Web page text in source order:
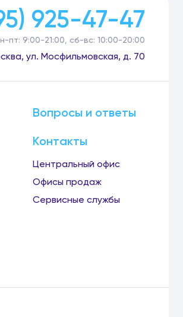
925-47-47
пт: 9:00-21:00, сб-вс: 10:00-20:00
ул. Мосфильмовская, д. 70
Вопросы и ответы
Контакты
Центральный офис
Офисы продаж
Сервисные службы